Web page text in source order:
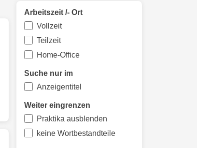
Arbeitszeit /- Ort
Vollzeit
Teilzeit
Home-Office
Suche nur im
Anzeigentitel
Weiter eingrenzen
Praktika ausblenden
keine Wortbestandteile